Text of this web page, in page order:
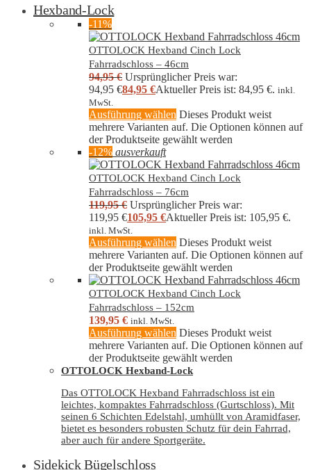
Hexband-Lock
-11%
OTTOLOCK Hexband Cinch Lock
Fahrradschloss – 46cm
94,95€ Ursprünglicher Preis war:
94,95 €84,95 €Aktueller Preis ist: 84,95 €. inkl.
MwSt.
Ausführung wählen Dieses Produkt weist
mehrere Varianten auf. Die Optionen können auf
der Produktseite gewählt werden
-12% ausverkauft
OTTOLOCK Hexband Cinch Lock
Fahrradschloss – 76cm
119,95€ Ursprünglicher Preis war:
119,95 €105,95 €Aktueller Preis ist: 105,95 €.
inkl. MwSt.
Ausführung wählen Dieses Produkt weist
mehrere Varianten auf. Die Optionen können auf
der Produktseite gewählt werden
OTTOLOCK Hexband Cinch Lock
Fahrradschloss – 152cm
139,95 € inkl. MwSt.
Ausführung wählen Dieses Produkt weist
mehrere Varianten auf. Die Optionen können auf
der Produktseite gewählt werden
OTTOLOCK Hexband-Lock
Das OTTOLOCK Hexband Fahrradschloss ist ein
leichtes, kompaktes Fahrradschloss (Gurtschloss). Mit
seinen 6 Schichten Edelstahl, umhüllt von Aramidfaser,
bietet es besonders robusten Schutz für dein Fahrrad,
aber auch für andere Sportgeräte.
Sidekick Bügelschloss